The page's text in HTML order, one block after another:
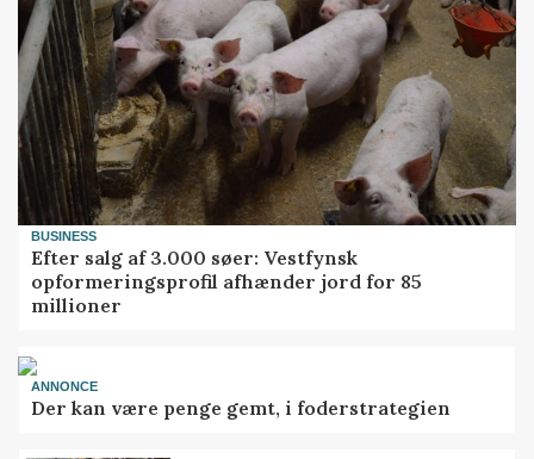
BUSINESS
Efter salg af 3.000 søer: Vestfynsk
opformeringsprofil afhænder jord for 85
millioner
ANNONCE
Der kan være penge gemt, i foderstrategien